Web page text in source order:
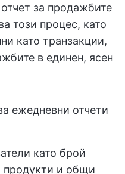
за продажбите
този процес, като
като транзакции,
в единен, ясен
ежедневни отчети
като брой
продукти и общи